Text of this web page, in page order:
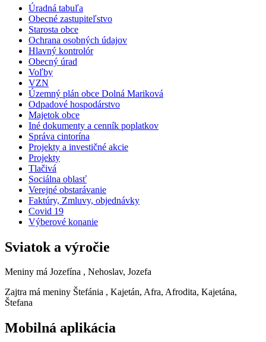
Úradná tabuľa
Obecné zastupiteľstvo
Starosta obce
Ochrana osobných údajov
Hlavný kontrolór
Obecný úrad
Voľby
VZN
Územný plán obce Dolná Mariková
Odpadové hospodárstvo
Majetok obce
Iné dokumenty a cenník poplatkov
Správa cintorína
Projekty a investičné akcie
Projekty
Tlačivá
Sociálna oblasť
Verejné obstarávanie
Faktúry, Zmluvy, objednávky
Covid 19
Výberové konanie
Sviatok a výročie
Meniny má Jozefína , Nehoslav, Jozefa
Zajtra má meniny Štefánia , Kajetán, Afra, Afrodita, Kajetána,
Štefana
Mobilná aplikácia